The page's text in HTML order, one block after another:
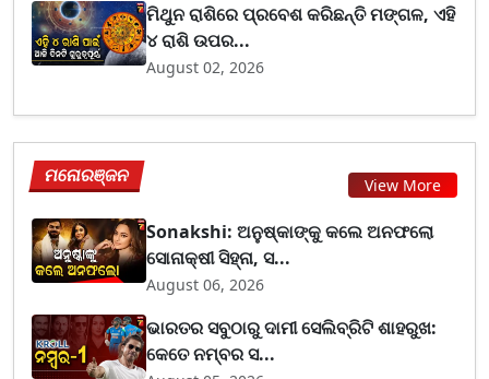
ମିଥୁନ ରାଶିରେ ପ୍ରବେଶ କରିଛନ୍ତି ମଙ୍ଗଳ, ଏହି
୪ ରାଶି ଉପର...
August 02, 2026
ମନୋରଞ୍ଜନ View More
Sonakshi: ଅନୁଷ୍କାଙ୍କୁ କଲେ ଅନଫଲୋ
ସୋନାକ୍ଷୀ ସିହ୍ନା, ସ...
August 06, 2026
ଭାରତର ସବୁଠାରୁ ଦାମୀ ସେଲିବ୍ରିଟି ଶାହରୁଖ:
କେତେ ନମ୍ବର ସ...